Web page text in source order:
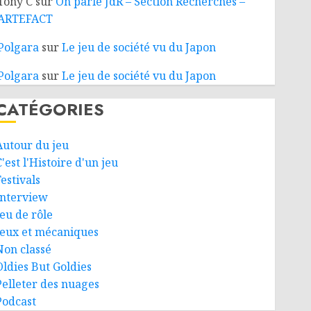
surLe jeu de société vu du Japon
surLe jeu de société vu du Japon
du jeu
l'Histoire d'un jeu
de rôle
et mécaniques
classé
But Goldies
des nuages